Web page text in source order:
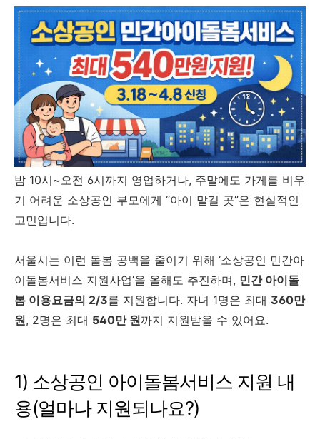
밤 10시~오전 6시까지 영업하거나, 주말에도 가게를 비우
기 어려운 소상공인 부모에게 “아이 맡길 곳”은 현실적인
고민입니다.
서울시는 이런 돌봄 공백을 줄이기 위해 ‘소상공인 민간아
이돌봄서비스 지원사업’을 올해도 추진하며, 민간 아이돌
봄 이용요금의 2/3를 지원합니다. 자녀 1명은 최대 360만
원, 2명은 최대 540만 원까지 지원받을 수 있어요.
1) 소상공인 아이돌봄서비스 지원 내
용(얼마나 지원되나요?)